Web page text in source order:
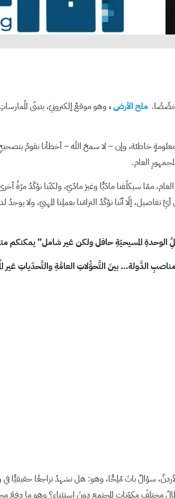
ملح الأرض، وهو موقعٌ إلكترونيّ، يتبنّى
أيِّ معلومةٍ خاطئة، وإن – لا سمحَ الله – أخطأنا
العام.
ممّا سيكلّفنا مادّيًّا وغيرَ مادّيّ، ولكنّنا نؤكّدُ مرّةً
إلّا أنّنا نؤكّدُ التزامَنا بعملِنا المهنيّ، ولا
الدَّولة… بينَ التَّحوُّلاتِ العامَّةِ والتَّحدّياتِ غير
سؤالٌ باتَ مُلِحًّا، وهو: هل نشهدُ تراجعًا حقيقيًّا في
مختلفَ مكوّناتِ المجتمعِ دونَ استثناء؟ وهو ما